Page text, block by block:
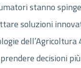
stanno
soluzioni
dell’Agricoltura
decisioni